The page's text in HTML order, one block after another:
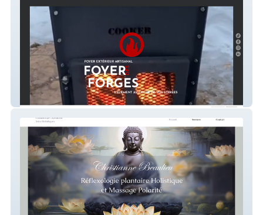
Foyer des forges